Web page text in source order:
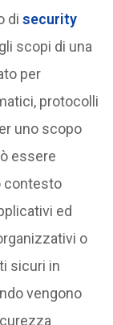
disecurity
scopi di una
per
protocolli
uno scopo
essere
contesto
ed
o
sicuri in
vengono